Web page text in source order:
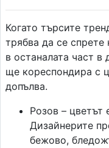
Когато търсите
трябва да се
в останалата част
ще кореспондира с
допълва.
Розов – цветът
Дизайнерите
бежово,